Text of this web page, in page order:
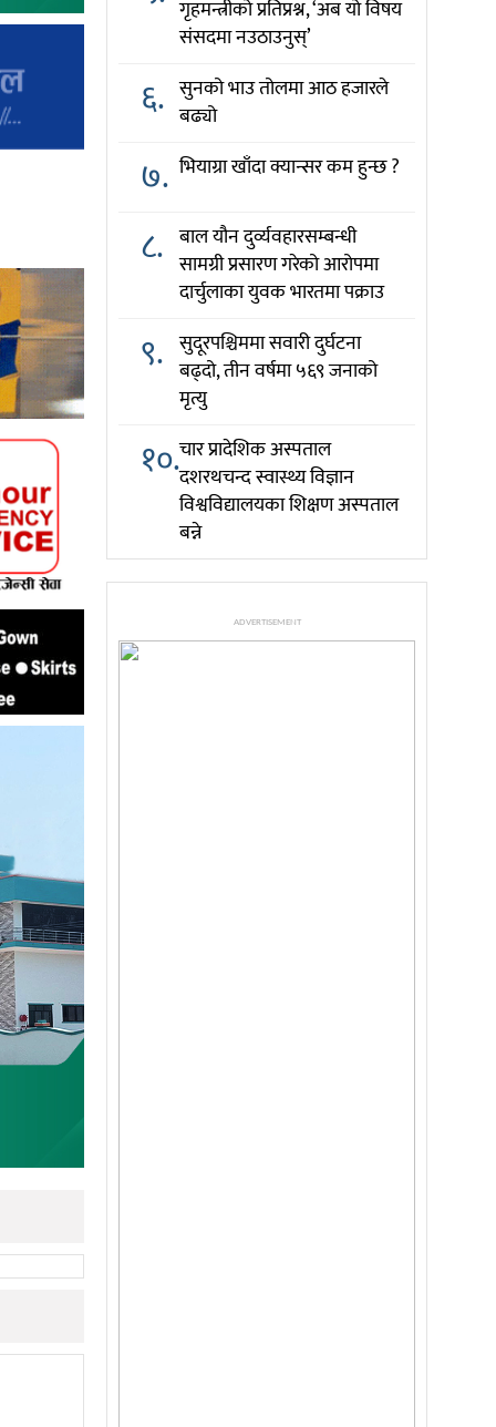
गृहमन्त्रीको प्रतिप्रश्न, ‘अब यो विषय
संसदमा नउठाउनुस्’
६. सुनको भाउ तोलमा आठ हजारले
बढ्यो
७. भियाग्रा खाँदा क्यान्सर कम हुन्छ ?
८. बाल यौन दुर्व्यवहारसम्बन्धी
सामग्री प्रसारण गरेको आरोपमा
दार्चुलाका युवक भारतमा पक्राउ
९. सुदूरपश्चिममा सवारी दुर्घटना
बढ्दो, तीन वर्षमा ५६९ जनाको
मृत्यु
१०.चार प्रादेशिक अस्पताल
दशरथचन्द स्वास्थ्य विज्ञान
विश्वविद्यालयका शिक्षण अस्पताल
बन्ने
ADVERTISEMENT